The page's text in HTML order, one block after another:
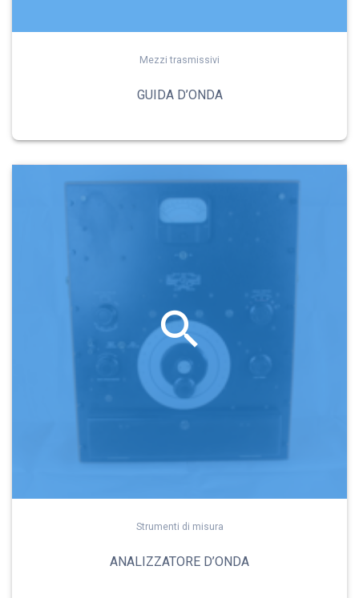
Mezzi trasmissivi
GUIDA D’ONDA
Strumenti di misura
ANALIZZATORE D’ONDA